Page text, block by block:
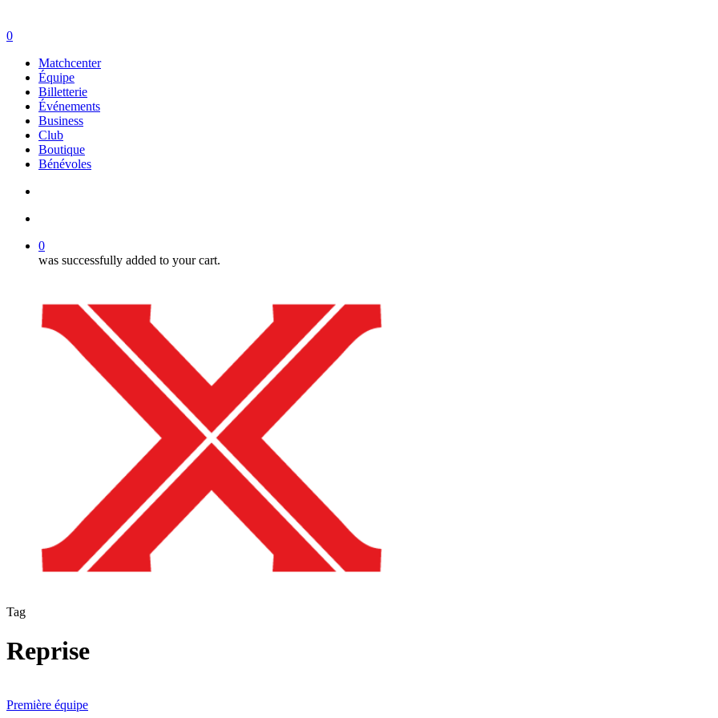
search
account
0
Matchcenter
Équipe
Billetterie
Événements
Business
Club
Boutique
Bénévoles
0
was successfully added to your cart.
Tag
Reprise
du
Première équipe